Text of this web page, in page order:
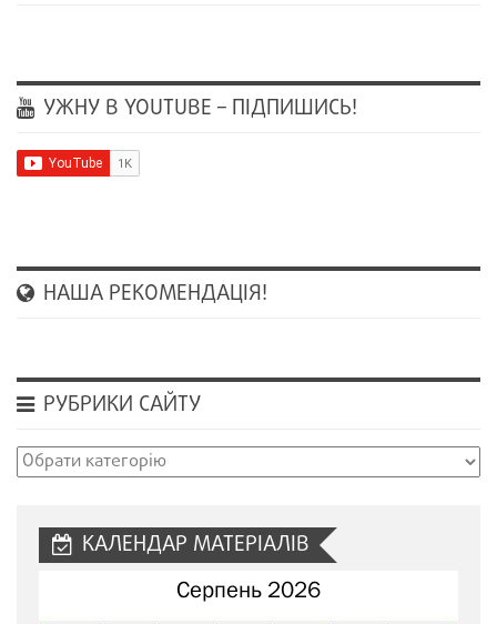
УЖНУ В YOUTUBE – ПІДПИШИСЬ!
НАША РЕКОМЕНДАЦІЯ!
РУБРИКИ САЙТУ
Рубрики
КАЛЕНДАР МАТЕРІАЛІВ
Серпень 2026